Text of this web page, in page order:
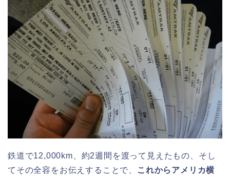
鉄道で12,000km、約2週間を渡って見えたもの、そし
てその全容をお伝えすることで、
これからアメリカ横